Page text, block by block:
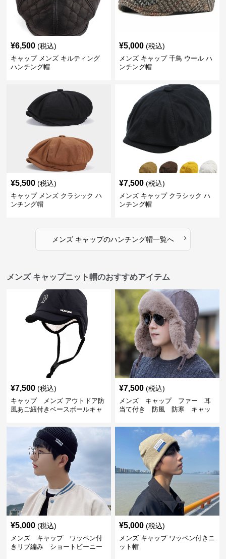
¥6,500 (税込)
キャップ メンズ キルティング
ハンチング帽
¥5,000 (税込)
メンズ キャップ 千鳥 ウール ハ
ンチング帽
¥5,500 (税込)
キャップ メンズ クラシック ハ
ンチング帽
¥7,500 (税込)
メンズ キャップ クラシック ハ
ンチング帽
メンズ キャップのハンチング帽一覧へ ›
メンズ キャップニット帽のおすすめアイテム
¥7,500 (税込)
キャップ メンズ アウトドア防
風あご紐付きベースボールキャ
¥7,500 (税込)
メンズ キャップ ファー 耳
当て付き 防風 防寒 キャッ
¥5,000 (税込)
メンズ キャップ ワッペン付
きリブ編み ショートビーニー
¥5,000 (税込)
メンズ キャップ ワッペン付きニ
ット帽